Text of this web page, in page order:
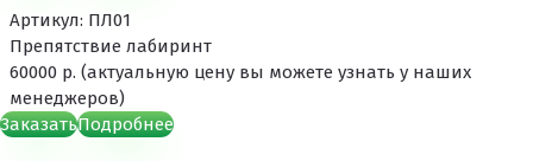
Артикул: ПЛ01
Препятствие лабиринт
60000 р. (актуальную цену вы можете узнать у наших
менеджеров)
ЗаказатьПодробнее